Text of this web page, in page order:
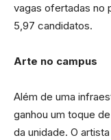
vagas ofertadas no
5,97 candidatos.
Arte no campus
Além de uma
ganhou um toque
da unidade. O